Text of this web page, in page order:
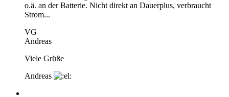
o.ä. an der Batterie. Nicht direkt an Dauerplus, verbraucht
Strom...
VG
Andreas
Viele Grüße
Andreas